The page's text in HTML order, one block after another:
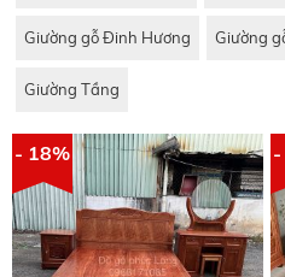
Giường gỗ Đinh Hương Giường
Giường Tầng
- 18% -